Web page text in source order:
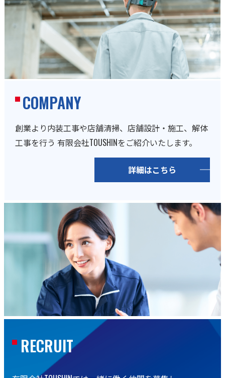
COMPANY
創業より内装工事や店舗清掃、店舗設計・施工、解体
工事を行う 有限会社TOUSHINをご紹介いたします。
詳細はこちら
RECRUIT